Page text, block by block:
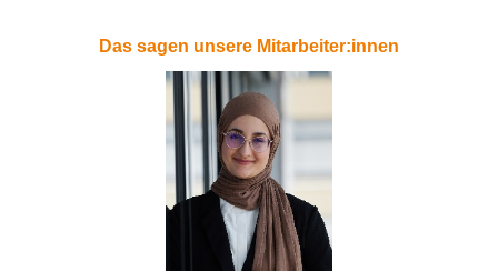
Das sagen unsere Mitarbeiter:innen